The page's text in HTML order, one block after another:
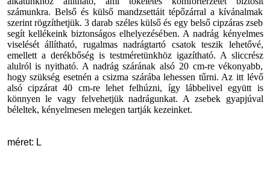
számunkra. Belső és külső mandzsettáit tépőzárral a kívánalmak
szerint rögzíthetjük. 3 darab széles külső és egy belső cipzáras zseb
segít kellékeink biztonságos elhelyezésében. A nadrág kényelmes
viselését állítható, rugalmas nadrágtartó csatok teszik lehetővé,
emellett a derékbőség is testméretünkhöz igazítható. A sliccrész
alulról is nyitható. A nadrág szárának alsó 20 cm-re vékonyabb,
hogy szükség esetnén a csizma szárába lehessen tűrni. Az itt lévő
alsó cipzárat 40 cm-re lehet felhúzni, így lábbelivel együtt is
könnyen le vagy felvehetjük nadrágunkat. A zsebek gyapjúval
béleltek, kényelmesen melegen tartják kezeinket.
méret: L